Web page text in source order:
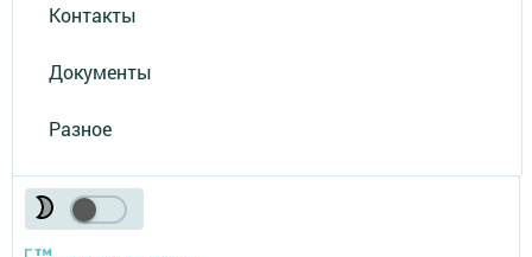
Контакты
Документы
Разное